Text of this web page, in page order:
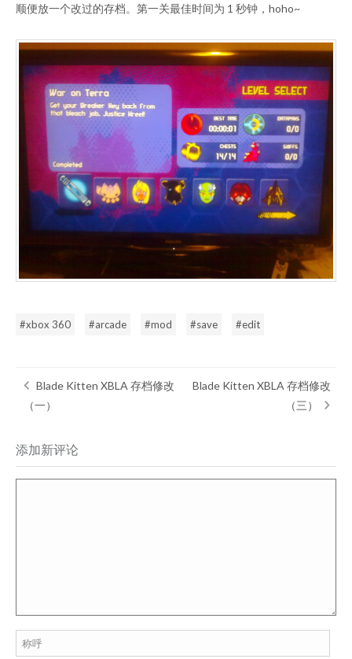
顺便放一个改过的存档。第一关最佳时间为 1 秒钟，hoho~
xbox 360 arcade mod save edit
Blade Kitten XBLA 存档修改
（一）
Blade Kitten XBLA 存档修改
（三）
添加新评论
称呼